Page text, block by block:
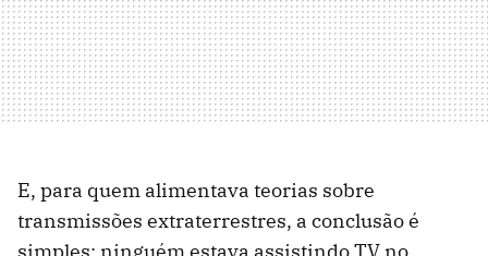
E, para quem alimentava teorias sobre
transmissões extraterrestres, a conclusão é